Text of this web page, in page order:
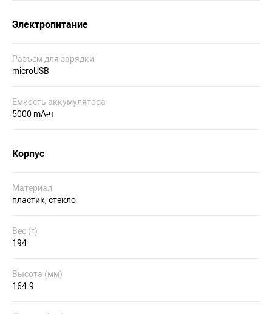
Электропитание
Разъем для зарядки
microUSB
Емкость аккумулятора
5000 mA-ч
Корпус
Материал
пластик, стекло
Вес (г)
194
Высота (мм)
164.9